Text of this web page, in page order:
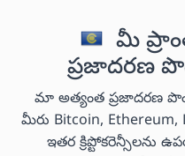
మీ
ప్రజాదరణ
మా అత్యంత ప్రజాదరణ
మీరు Bitcoin,
ఇతర క్రిప్టోకరెన్సీలను